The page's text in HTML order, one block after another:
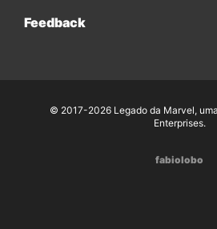
Feedback
© 2017-2026 Legado da Marvel,
Enterprises.
fabiolobo